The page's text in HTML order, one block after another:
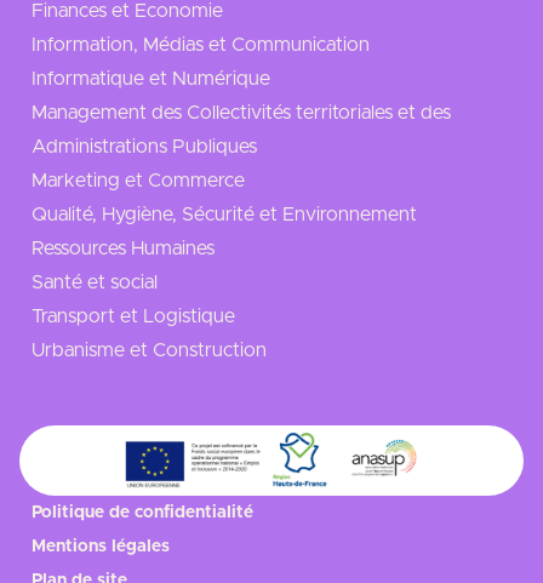
Finances et Economie
Information, Médias et Communication
Informatique et Numérique
Management des Collectivités territoriales et des
Administrations Publiques
Marketing et Commerce
Qualité, Hygiène, Sécurité et Environnement
Ressources Humaines
Santé et social
Transport et Logistique
Urbanisme et Construction
Politique de confidentialité
Mentions légales